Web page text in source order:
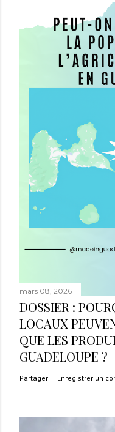
mars 08, 2026
DOSSIER :
LOCAUX
QUE LES
GUADELOUPE ?
Partager Enregistrer un